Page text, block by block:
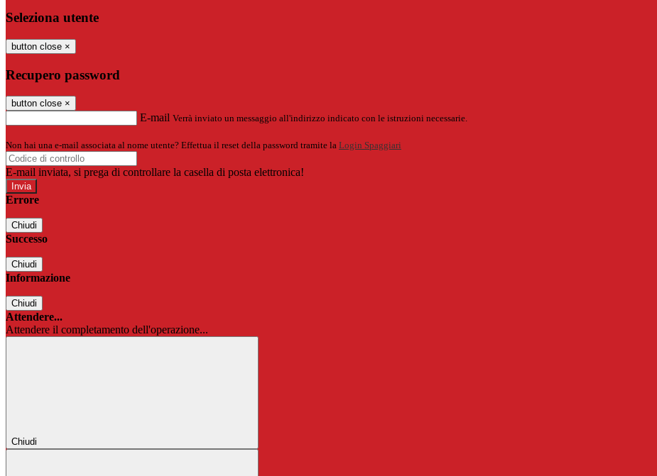
Seleziona utente
button close ×
Recupero password
button close ×
E-mail Verrà inviato un messaggio all'indirizzo indicato con le istruzioni necessarie.
Non hai una e-mail associata al nome utente? Effettua il reset della password tramite la Login Spaggiari
E-mail inviata, si prega di controllare la casella di posta elettronica!
Errore
Chiudi
Successo
Chiudi
Informazione
Chiudi
Attendere...
Attendere il completamento dell'operazione...
Chiudi